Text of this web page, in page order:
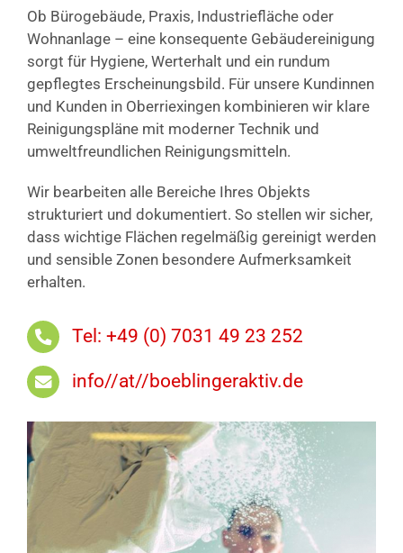
Ob Bürogebäude, Praxis, Industriefläche oder
Wohnanlage – eine konsequente Gebäudereinigung
sorgt für Hygiene, Werterhalt und ein rundum
gepflegtes Erscheinungsbild. Für unsere Kundinnen
und Kunden in Oberriexingen kombinieren wir klare
Reinigungspläne mit moderner Technik und
umweltfreundlichen Reinigungsmitteln.
Wir bearbeiten alle Bereiche Ihres Objekts
strukturiert und dokumentiert. So stellen wir sicher,
dass wichtige Flächen regelmäßig gereinigt werden
und sensible Zonen besondere Aufmerksamkeit
erhalten.
Tel: +49 (0) 7031 49 23 252
info//at//boeblingeraktiv.de